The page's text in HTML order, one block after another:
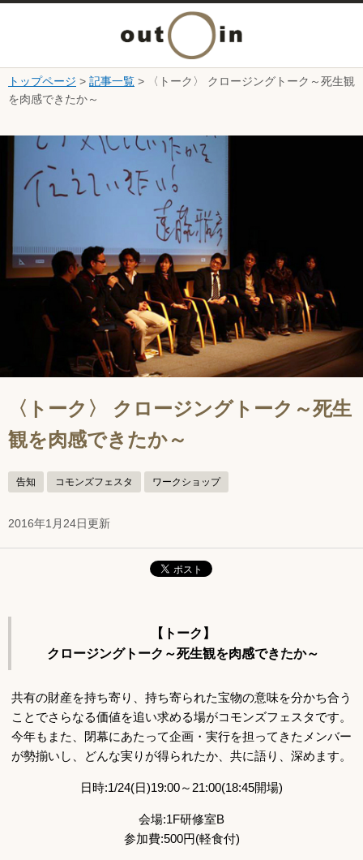
本文へ
ニ
ュ
ー
を
く
トップページ > 記事一覧 > 〈トーク〉 クロージングトーク～死生観
を肉感できたか～
〈トーク〉 クロージングトーク～死生
観を肉感できたか～
告知 コモンズフェスタ ワークショップ
2016年1月24日更新
【トーク】
クロージングトーク～死生観を肉感できたか～
共有の財産を持ち寄り、持ち寄られた宝物の意味を分かち合う
ことでさらなる価値を追い求める場がコモンズフェスタです。
今年もまた、閉幕にあたって企画・実行を担ってきたメンバー
が勢揃いし、どんな実りが得られたか、共に語り、深めます。
日時:1/24(日)19:00～21:00(18:45開場)
会場:1F研修室B
参加費:500円(軽食付)